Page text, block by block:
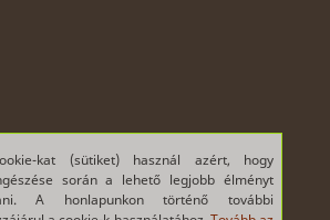
kat (sütiket) használ azért, hogy
során a lehető legjobb élményt
A honlapunkon történő további